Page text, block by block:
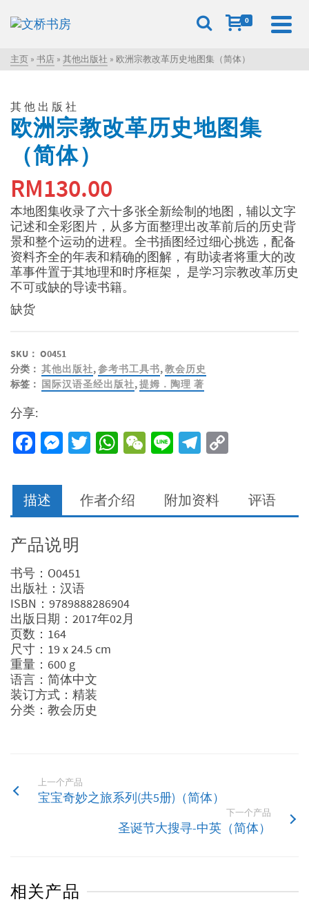
0
主页 » 书店 » 其他出版社 » 欧洲宗教改革历史地图集（简体）
其他出版社
欧洲宗教改革历史地图集
（简体）
RM130.00
本地图集收录了六十多张全新绘制的地图，辅以文字
记述和全彩图片，从多方面整理出改革前后的历史背
景和整个运动的进程。全书插图经过细心挑选，配备
资料齐全的年表和精确的图解，有助读者将重大的改
革事件置于其地理和时序框架， 是学习宗教改革历史
不可或缺的导读书籍。
缺货
SKU： O0451
分类： 其他出版社,参考书工具书,教会历史
标签： 国际汉语圣经出版社,提姆．陶理 著
分享:
Facebook
Messenger
Twitter
WhatsApp
WeChat
LineTelegram
描述 作者介绍 附加资料 评语
产品说明
书号：O0451
出版社：汉语
ISBN：9789888286904
出版日期：2017年02月
页数：164
尺寸：19 x 24.5 cm
重量：600 g
语言：简体中文
装订方式：精装
分类：教会历史
上一个产品
宝宝奇妙之旅系列(共5册)（简体）
下一个产品
圣诞节大搜寻-中英（简体）
相关产品